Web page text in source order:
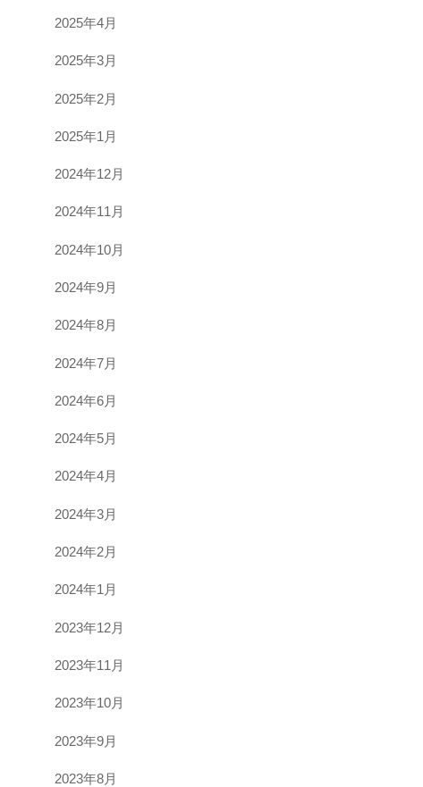
2025年4月
2025年3月
2025年2月
2025年1月
2024年12月
2024年11月
2024年10月
2024年9月
2024年8月
2024年7月
2024年6月
2024年5月
2024年4月
2024年3月
2024年2月
2024年1月
2023年12月
2023年11月
2023年10月
2023年9月
2023年8月